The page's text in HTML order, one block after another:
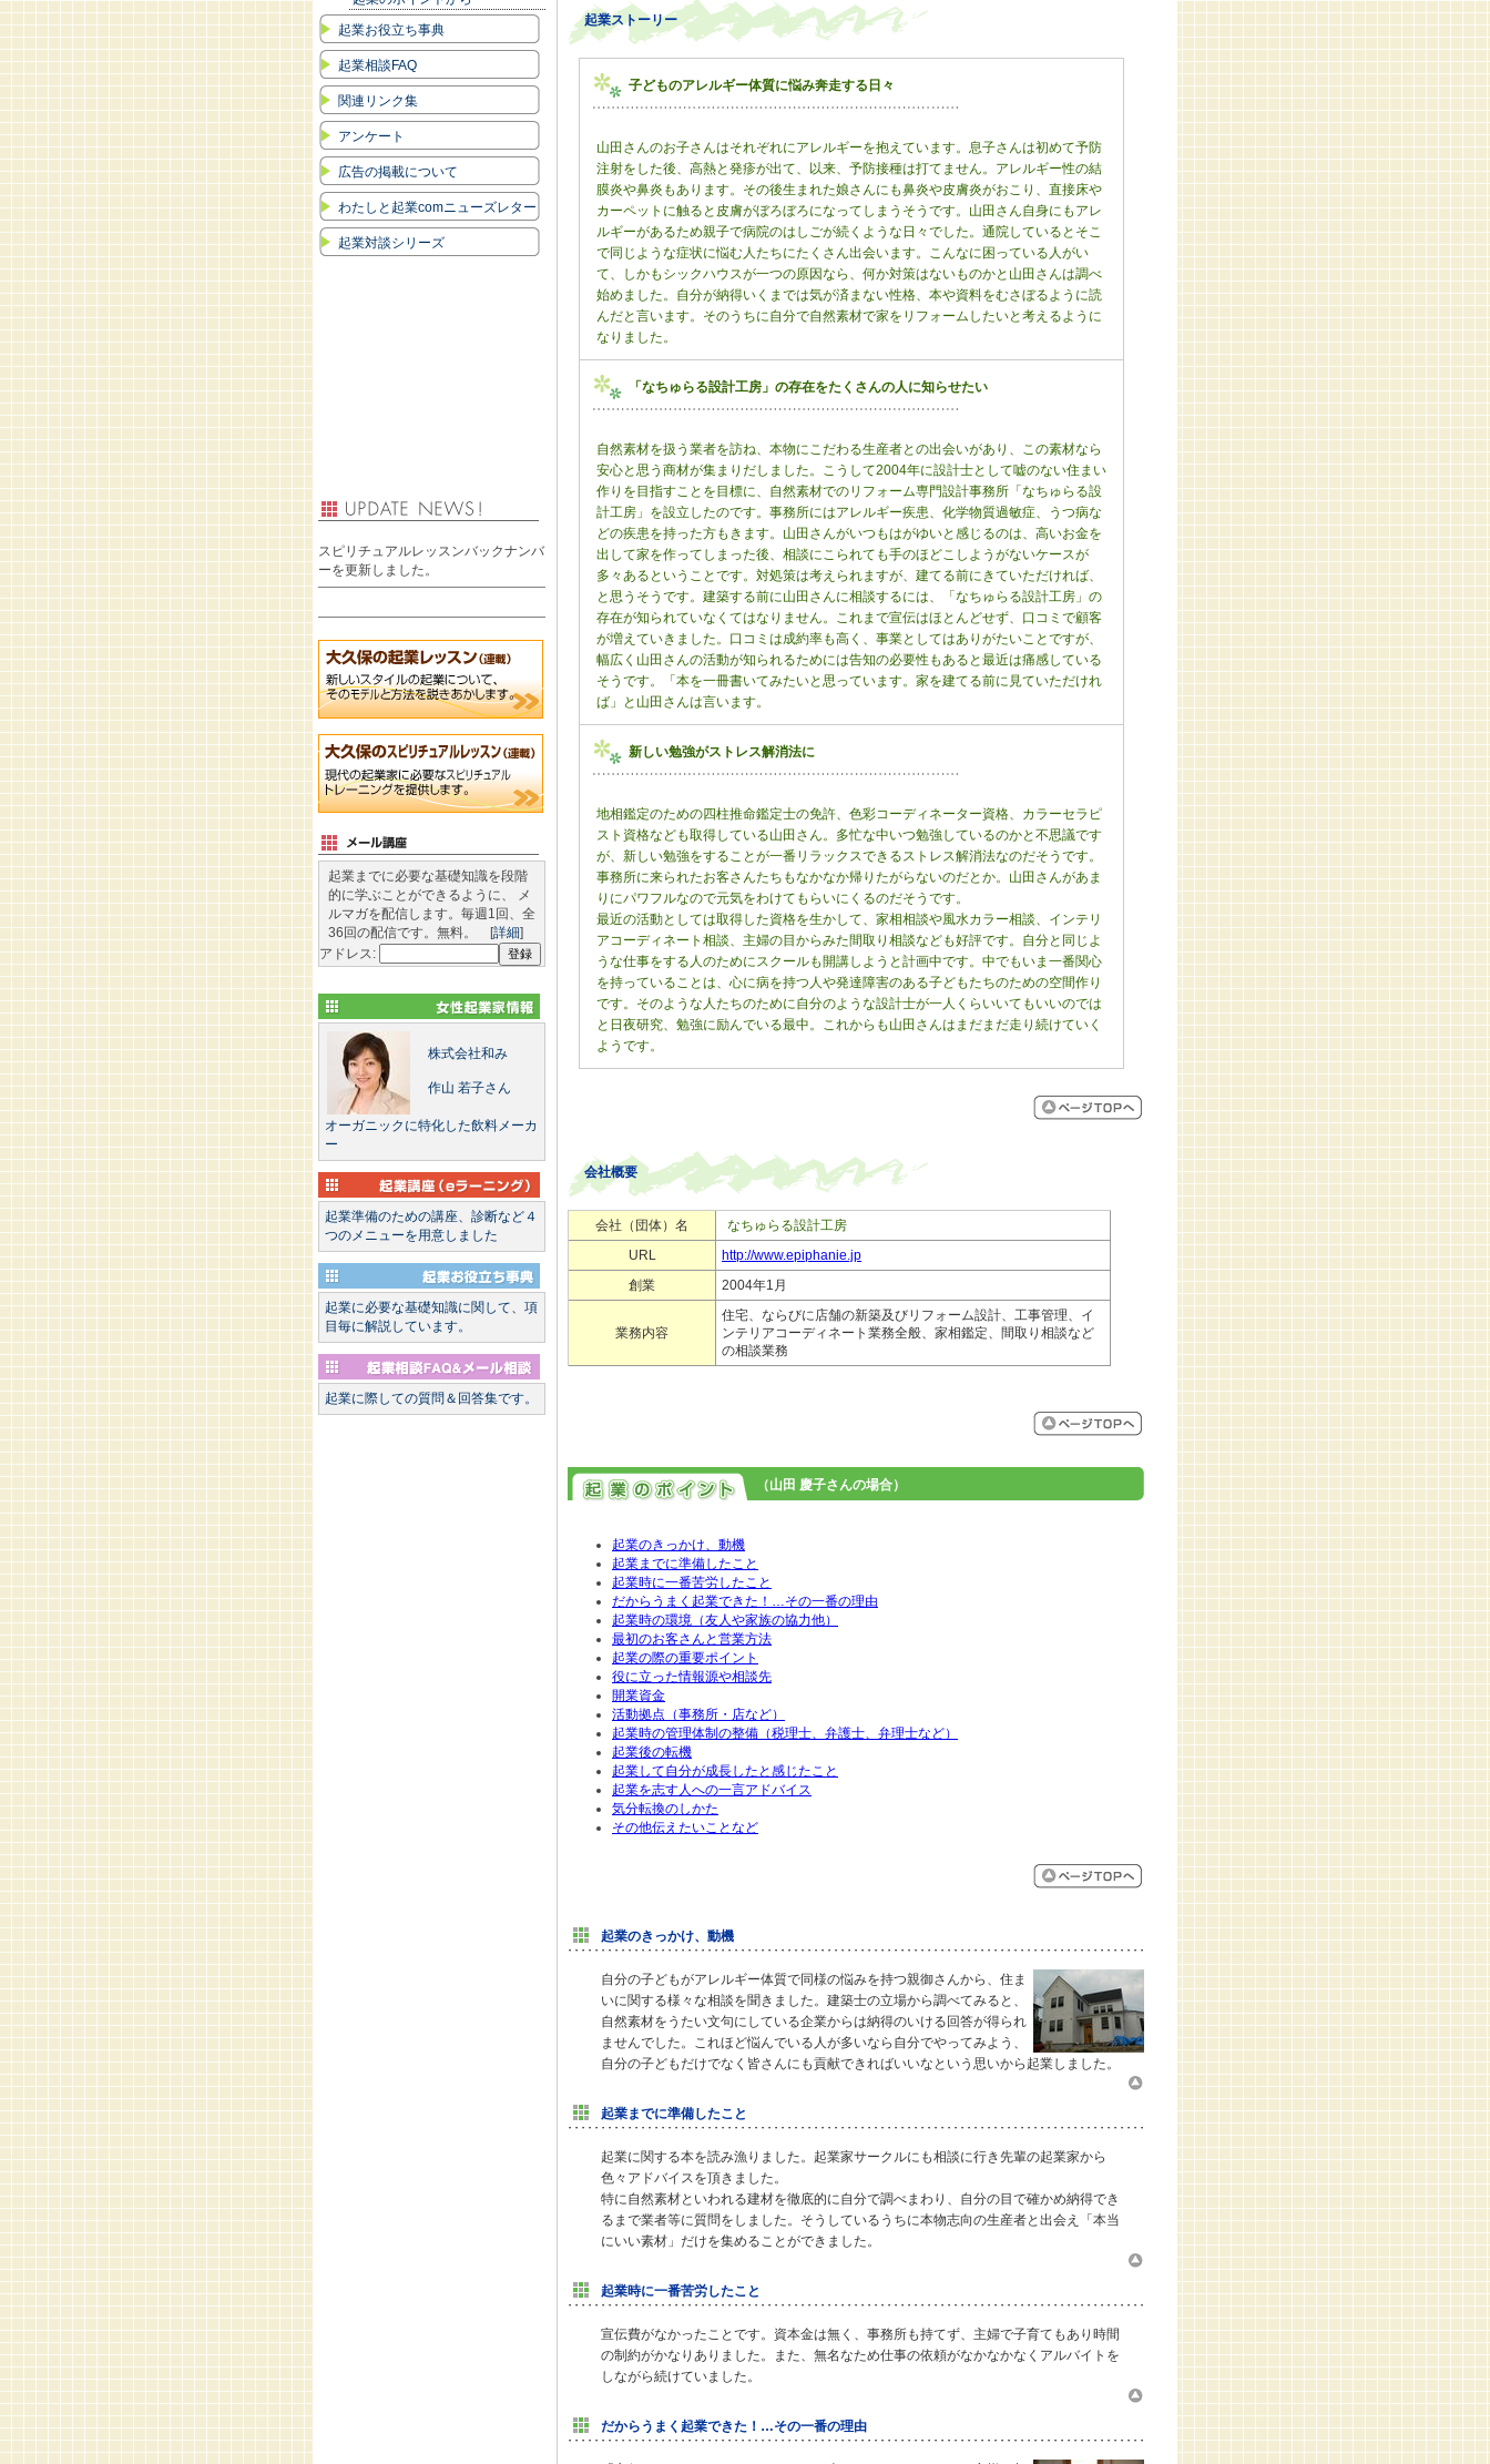
起業ストーリー
子どものアレルギー体質に悩み奔走する日々
山田さんのお子さんはそれぞれにアレルギーを抱えています。息子さんは初めて予防
注射をした後、高熱と発疹が出て、以来、予防接種は打てません。アレルギー性の結
膜炎や鼻炎もあります。その後生まれた娘さんにも鼻炎や皮膚炎がおこり、直接床や
カーペットに触ると皮膚がぼろぼろになってしまうそうです。山田さん自身にもアレ
ルギーがあるため親子で病院のはしごが続くような日々でした。通院しているとそこ
で同じような症状に悩む人たちにたくさん出会います。こんなに困っている人がい
て、しかもシックハウスが一つの原因なら、何か対策はないものかと山田さんは調べ
始めました。自分が納得いくまでは気が済まない性格、本や資料をむさぼるように読
んだと言います。そのうちに自分で自然素材で家をリフォームしたいと考えるように
なりました。
「なちゅらる設計工房」の存在をたくさんの人に知らせたい
自然素材を扱う業者を訪ね、本物にこだわる生産者との出会いがあり、この素材なら
安心と思う商材が集まりだしました。こうして2004年に設計士として嘘のない住まい
作りを目指すことを目標に、自然素材でのリフォーム専門設計事務所「なちゅらる設
計工房」を設立したのです。事務所にはアレルギー疾患、化学物質過敏症、うつ病な
どの疾患を持った方もきます。山田さんがいつもはがゆいと感じるのは、高いお金を
出して家を作ってしまった後、相談にこられても手のほどこしようがないケースが
多々あるということです。対処策は考えられますが、建てる前にきていただければ、
と思うそうです。建築する前に山田さんに相談するには、「なちゅらる設計工房」の
存在が知られていなくてはなりません。これまで宣伝はほとんどせず、口コミで顧客
が増えていきました。口コミは成約率も高く、事業としてはありがたいことですが、
幅広く山田さんの活動が知られるためには告知の必要性もあると最近は痛感している
そうです。「本を一冊書いてみたいと思っています。家を建てる前に見ていただけれ
ば」と山田さんは言います。
新しい勉強がストレス解消法に
地相鑑定のための四柱推命鑑定士の免許、色彩コーディネーター資格、カラーセラピ
スト資格なども取得している山田さん。多忙な中いつ勉強しているのかと不思議です
が、新しい勉強をすることが一番リラックスできるストレス解消法なのだそうです。
事務所に来られたお客さんたちもなかなか帰りたがらないのだとか。山田さんがあま
りにパワフルなので元気をわけてもらいにくるのだそうです。
最近の活動としては取得した資格を生かして、家相相談や風水カラー相談、インテリ
アコーディネート相談、主婦の目からみた間取り相談なども好評です。自分と同じよ
うな仕事をする人のためにスクールも開講しようと計画中です。中でもいま一番関心
を持っていることは、心に病を持つ人や発達障害のある子どもたちのための空間作り
です。そのような人たちのために自分のような設計士が一人くらいいてもいいのでは
と日夜研究、勉強に励んでいる最中。これからも山田さんはまだまだ走り続けていく
ようです。
会社概要
会社（団体）名
なちゅらる設計工房
URL
http://www.epiphanie.jp
創業
2004年1月
業務内容
住宅、ならびに店舗の新築及びリフォーム設計、工事管理、イ
ンテリアコーディネート業務全般、家相鑑定、間取り相談など
の相談業務
（山田 慶子さんの場合）
起業のきっかけ、動機
起業までに準備したこと
起業時に一番苦労したこと
だからうまく起業できた！…その一番の理由
起業時の環境（友人や家族の協力他）
最初のお客さんと営業方法
起業の際の重要ポイント
役に立った情報源や相談先
開業資金
活動拠点（事務所・店など）
起業時の管理体制の整備（税理士、弁護士、弁理士など）
起業後の転機
起業して自分が成長したと感じたこと
起業を志す人への一言アドバイス
気分転換のしかた
その他伝えたいことなど
起業のきっかけ、動機
自分の子どもがアレルギー体質で同様の悩みを持つ親御さんから、住ま
いに関する様々な相談を聞きました。建築士の立場から調べてみると、
自然素材をうたい文句にしている企業からは納得のいける回答が得られ
ませんでした。これほど悩んでいる人が多いなら自分でやってみよう、
自分の子どもだけでなく皆さんにも貢献できればいいなという思いから起業しました。
起業までに準備したこと
起業に関する本を読み漁りました。起業家サークルにも相談に行き先輩の起業家から
色々アドバイスを頂きました。
特に自然素材といわれる建材を徹底的に自分で調べまわり、自分の目で確かめ納得でき
るまで業者等に質問をしました。そうしているうちに本物志向の生産者と出会え「本当
にいい素材」だけを集めることができました。
起業時に一番苦労したこと
宣伝費がなかったことです。資本金は無く、事務所も持てず、主婦で子育てもあり時間
の制約がかなりありました。また、無名なため仕事の依頼がなかなかなくアルバイトを
しながら続けていました。
だからうまく起業できた！…その一番の理由
起業お役立ち事典
起業相談FAQ
関連リンク集
アンケート
広告の掲載について
わたしと起業comニューズレター
起業対談シリーズ
スピリチュアルレッスンバックナンバ
ーを更新しました。
起業までに必要な基礎知識を段階
的に学ぶことができるように、 メ
ルマガを配信します。毎週1回、全
36回の配信です。無料。 [詳細]
アドレス:
株式会社和み
作山 若子さん
オーガニックに特化した飲料メーカ
ー
起業準備のための講座、診断など４
つのメニューを用意しました
起業に必要な基礎知識に関して、項
目毎に解説しています。
起業に際しての質問＆回答集です。